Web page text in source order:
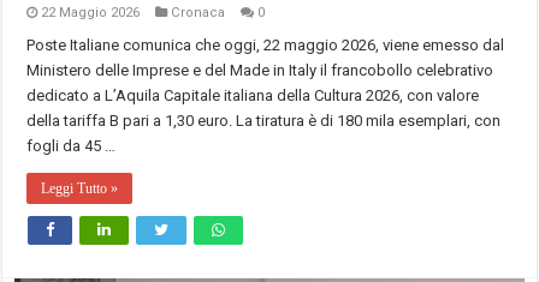
22 Maggio 2026 Cronaca 0
Poste Italiane comunica che oggi, 22 maggio 2026, viene emesso dal
Ministero delle Imprese e del Made in Italy il francobollo celebrativo
dedicato a L’Aquila Capitale italiana della Cultura 2026, con valore
della tariffa B pari a 1,30 euro. La tiratura è di 180 mila esemplari, con
fogli da 45 …
Leggi Tutto »